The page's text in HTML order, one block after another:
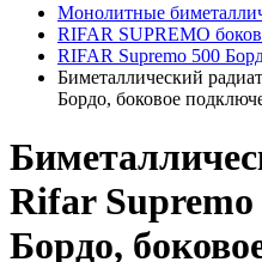
Монолитные
RIFAR SUPREMO
RIFAR Supremo 500
Биметаллический
Бордо, боковое
Rifar Supremo
Бордо,